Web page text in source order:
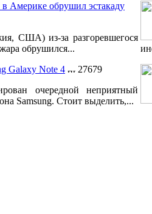
Америке обрушил эстакаду
США) из-за разгоревшегося
обрушился...
Galaxy Note 4
27679
очередной неприятный
Samsung. Стоит выделить,...